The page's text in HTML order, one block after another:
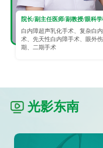
院长/副主任医师/副教授/眼科
白内障超声乳化手术、复杂白
术、先天性白内障手术、眼外
期、二期手术
光影东南